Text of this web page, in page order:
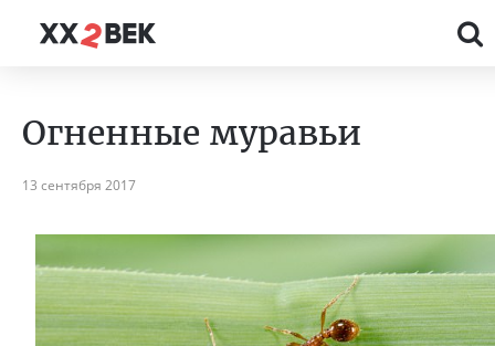
Огненные муравьи
13 сентября 2017